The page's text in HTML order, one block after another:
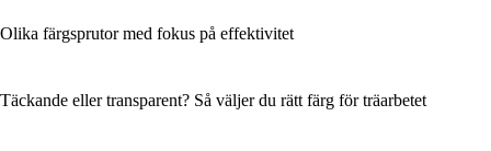
Olika färgsprutor med fokus på effektivitet
Täckande eller transparent? Så väljer du rätt färg för träarbetet